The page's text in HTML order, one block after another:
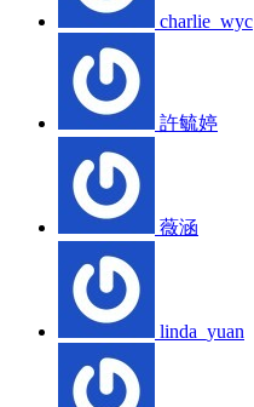
charlie_wyc
許毓婷
薇涵
linda_yuan